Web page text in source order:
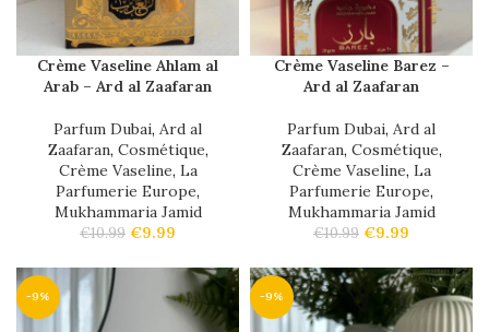
Crème Vaseline Ahlam al
Arab – Ard al Zaafaran
Parfum Dubai, Ard al
Zaafaran, Cosmétique,
Crème Vaseline, La
Parfumerie Europe,
Mukhammaria Jamid
€10.99 €9.99
Crème Vaseline Barez –
Ard al Zaafaran
Parfum Dubai, Ard al
Zaafaran, Cosmétique,
Crème Vaseline, La
Parfumerie Europe,
Mukhammaria Jamid
€10.99 €9.99
-9% -9%